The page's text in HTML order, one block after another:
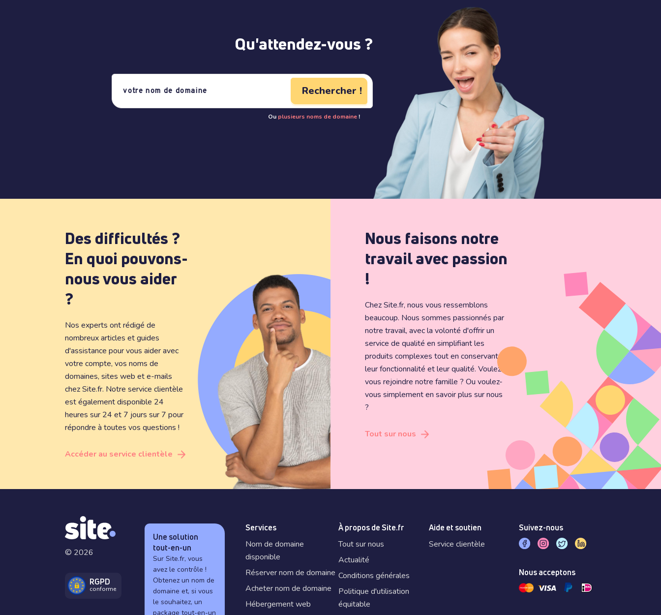
Qu'attendez-vous ?
Rechercher !
Ou plusieurs noms de domaine!
Des difficultés ?
En quoi pouvons-
nous vous aider
?
Nos experts ont rédigé de
nombreux articles et guides
d'assistance pour vous aider avec
votre compte, vos noms de
domaines, sites web et e-mails
chez Site.fr. Notre service clientèle
est également disponible 24
heures sur 24 et 7 jours sur 7 pour
répondre à toutes vos questions !
Accéder au service clientèle
Nous faisons notre
travail avec passion
!
Chez Site.fr, nous vous ressemblons
beaucoup. Nous sommes passionnés par
notre travail, avec la volonté d'offrir un
service de qualité en simplifiant les
produits complexes tout en conservant
leur fonctionnalité et leur qualité. Voulez-
vous rejoindre notre famille ? Ou voulez-
vous simplement en savoir plus sur nous
?
Tout sur nous
© 2026
RGPD
conforme
Une solution
tout-en-un
Sur Site.fr, vous
avez le contrôle !
Obtenez un nom de
domaine et, si vous
le souhaitez, un
package tout-en-un
Services
Nom de domaine
disponible
Réserver nom de domaine
Acheter nom de domaine
Hébergement web
À propos de Site.fr
Tout sur nous
Actualité
Conditions générales
Politique d'utilisation
équitable
Aide et soutien
Service clientèle
Suivez-nous
Nous acceptons